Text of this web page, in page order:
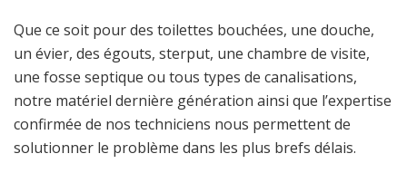
Que ce soit pour des toilettes bouchées, une douche,
un évier, des égouts, sterput, une chambre de visite,
une fosse septique ou tous types de canalisations,
notre matériel dernière génération ainsi que l’expertise
confirmée de nos techniciens nous permettent de
solutionner le problème dans les plus brefs délais.